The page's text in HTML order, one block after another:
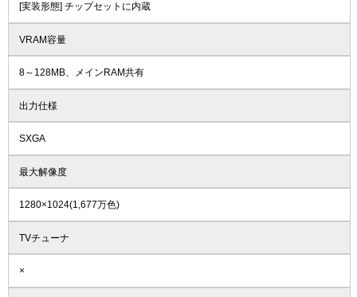
[実装形態] チップセットに内蔵
VRAM容量
8～128MB、メインRAM共有
出力仕様
SXGA
最大解像度
1280×1024(1,677万色)
TVチューナ
×